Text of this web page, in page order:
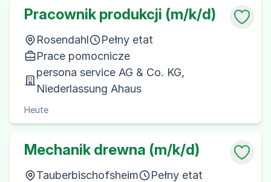
Pracownik produkcji (m/k/d)
Rosendahl
Pełny etat
Prace pomocnicze
persona service AG & Co. KG,
Niederlassung Ahaus
Heute
Mechanik drewna (m/k/d)
Tauberbischofsheim
Pełny etat